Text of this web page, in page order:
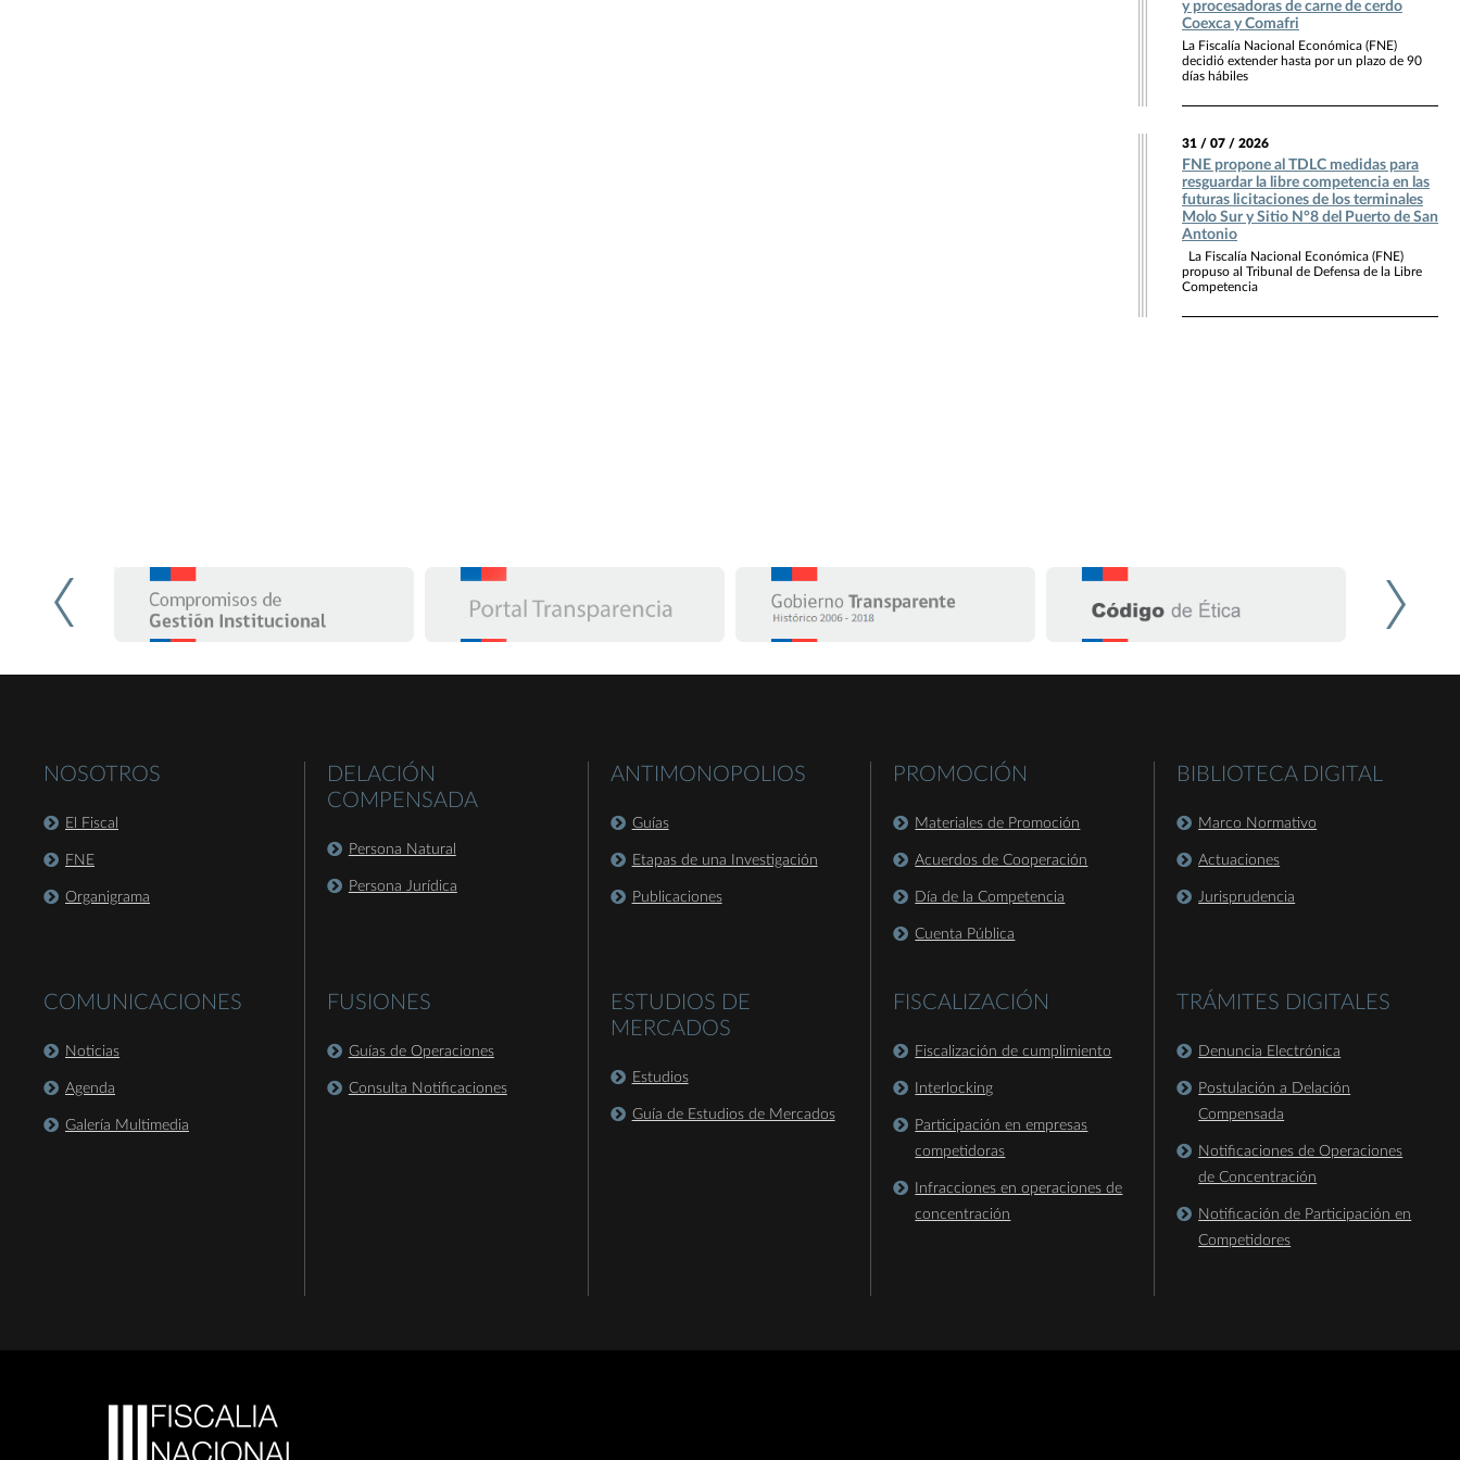
y procesadoras de carne de cerdo
Coexca y Comafri
La Fiscalía Nacional Económica (FNE)
decidió extender hasta por un plazo de 90
días hábiles
31 / 07 / 2026
FNE propone al TDLC medidas para
resguardar la libre competencia en las
futuras licitaciones de los terminales
Molo Sur y Sitio N°8 del Puerto de San
Antonio
La Fiscalía Nacional Económica (FNE)
propuso al Tribunal de Defensa de la Libre
Competencia
NOSOTROS
El Fiscal
FNE
Organigrama
COMUNICACIONES
Noticias
Agenda
Galería Multimedia
DELACIÓN
COMPENSADA
Persona Natural
Persona Jurídica
FUSIONES
Guías de Operaciones
Consulta Notificaciones
ANTIMONOPOLIOS
Guías
Etapas de una Investigación
Publicaciones
ESTUDIOS DE
MERCADOS
Estudios
Guía de Estudios de Mercados
PROMOCIÓN
Materiales de Promoción
Acuerdos de Cooperación
Día de la Competencia
Cuenta Pública
FISCALIZACIÓN
Fiscalización de cumplimiento
Interlocking
Participación en empresas
competidoras
Infracciones en operaciones de
concentración
BIBLIOTECA DIGITAL
Marco Normativo
Actuaciones
Jurisprudencia
TRÁMITES DIGITALES
Denuncia Electrónica
Postulación a Delación
Compensada
Notificaciones de Operaciones
de Concentración
Notificación de Participación en
Competidores